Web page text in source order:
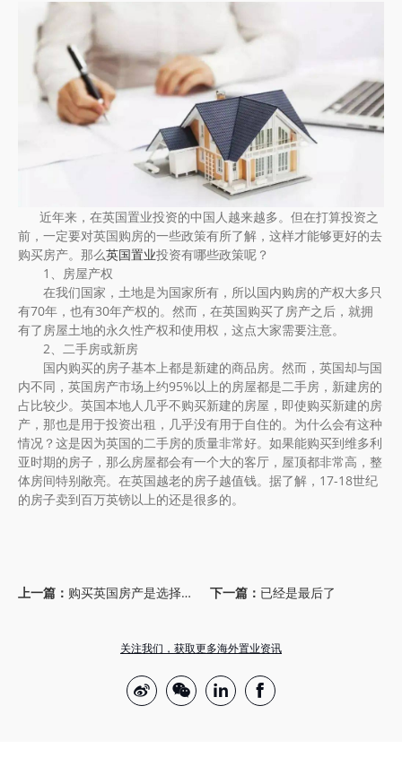
近年来，在英国置业投资的中国人越来越多。但在打算投资之
前，一定要对英国购房的一些政策有所了解，这样才能够更好的去
购买房产。那么英国置业投资有哪些政策呢？
1、房屋产权
在我们国家，土地是为国家所有，所以国内购房的产权大多只
有70年，也有30年产权的。然而，在英国购买了房产之后，就拥
有了房屋土地的永久性产权和使用权，这点大家需要注意。
2、二手房或新房
国内购买的房子基本上都是新建的商品房。然而，英国却与国
内不同，英国房产市场上约95%以上的房屋都是二手房，新建房的
占比较少。英国本地人几乎不购买新建的房屋，即使购买新建的房
产，那也是用于投资出租，几乎没有用于自住的。为什么会有这种
情况？这是因为英国的二手房的质量非常好。如果能购买到维多利
亚时期的房子，那么房屋都会有一个大的客厅，屋顶都非常高，整
体房间特别敞亮。在英国越老的房子越值钱。据了解，17-18世纪
的房子卖到百万英镑以上的还是很多的。
上一篇： 购买英国房产是选择曼彻斯特好还是伯明翰好？ 下一篇： 已经是最后了
关注我们，获取更多海外置业资讯